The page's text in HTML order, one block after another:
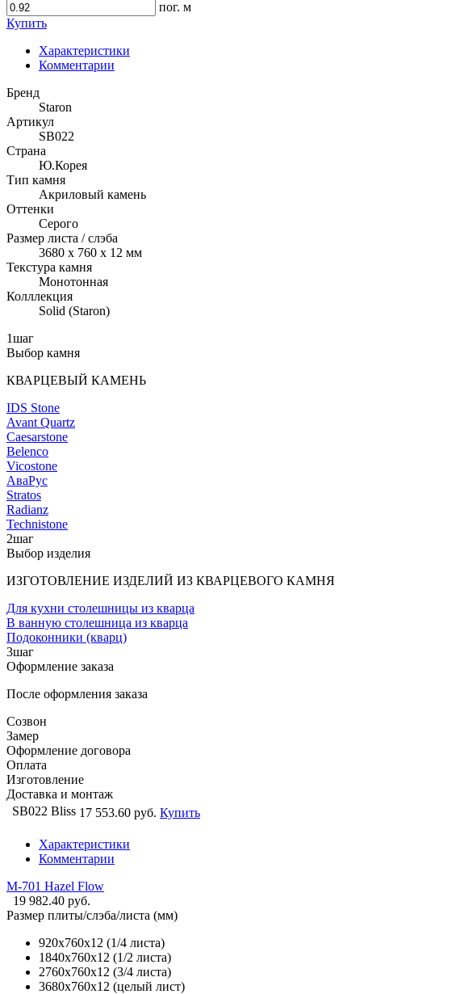
пог. м
Купить
Характеристики
Комментарии
Бренд
Staron
Артикул
SB022
Страна
Ю.Корея
Тип камня
Акриловый камень
Оттенки
Серого
Размер листа / слэба
3680 x 760 x 12 мм
Текстура камня
Монотонная
Колллекция
Solid (Staron)
1шаг
Выбор камня
КВАРЦЕВЫЙ КАМЕНЬ
IDS Stone
Avant Quartz
Caesarstone
Belenco
Vicostone
АваРус
Stratos
Radianz
Technistone
2шаг
Выбор изделия
ИЗГОТОВЛЕНИЕ ИЗДЕЛИЙ ИЗ КВАРЦЕВОГО КАМНЯ
Для кухни столешницы из кварца
В ванную столешница из кварца
Подоконники (кварц)
3шаг
Оформление заказа
После оформления заказа
Созвон
Замер
Оформление договора
Оплата
Изготовление
Доставка и монтаж
SB022 Bliss 17 553.60 руб. Купить
Характеристики
Комментарии
M-701 Hazel Flow
19 982.40 руб.
Размер плиты/слэба/листа (мм)
920х760х12 (1/4 листа)
1840х760х12 (1/2 листа)
2760х760х12 (3/4 листа)
3680х760х12 (целый лист)